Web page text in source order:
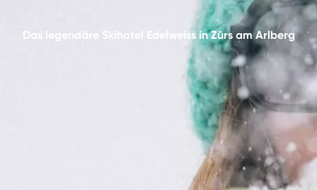
Das legendäre Skihotel Edelweiss in Zürs am Arlberg